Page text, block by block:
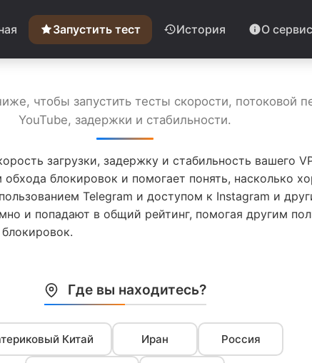
Запустить тест История О
чтобы запустить тесты скорости, потоковой
YouTube, задержки и стабильности.
загрузки, задержку и стабильность вашего
блокировок и помогает понять, насколько
Telegram и доступом к Instagram и
и попадают в общий рейтинг, помогая другим
Где вы находитесь?
Китай Иран Россия